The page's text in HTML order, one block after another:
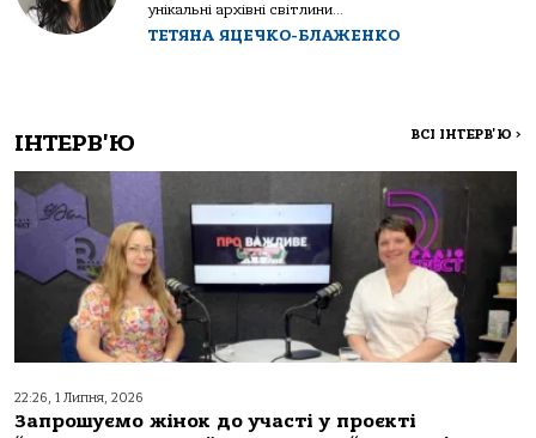
унікальні архівні світлини...
ТЕТЯНА ЯЦЕЧКО-БЛАЖЕНКО
ІНТЕРВ'Ю ВСІ ІНТЕРВ'Ю >
22:26, 1 Липня, 2026
Запрошуємо жінок до участі у проєкті